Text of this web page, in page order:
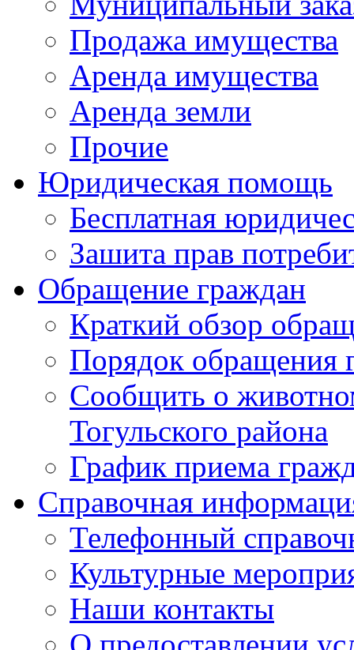
Продажа имущества
Аренда имущества
Аренда земли
Прочие
Юридическая помощь
Бесплатная
Зашита прав
Обращение граждан
Краткий обзор
Порядок обращения
Сообщить о
Тогульского района
График приема
Справочная
Телефонный
Культурные
Наши контакты